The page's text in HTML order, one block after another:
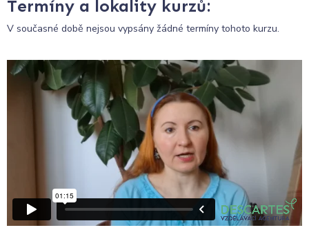
Termíny a lokality kurzů:
V současné době nejsou vypsány žádné termíny tohoto kurzu.